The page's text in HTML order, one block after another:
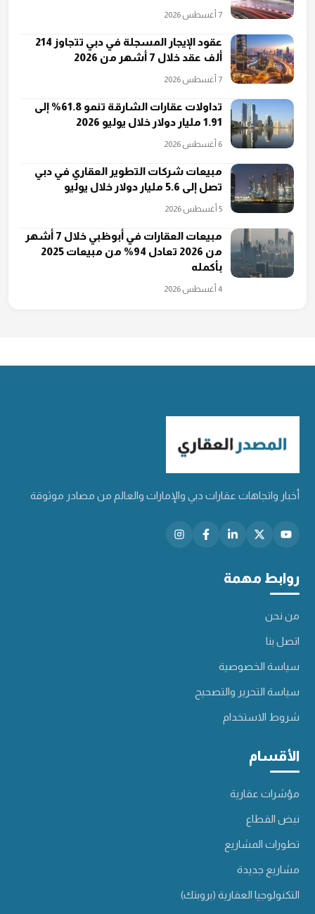
7 أغسطس 2026
عقود الإيجار المسجلة في دبي تتجاوز 214
ألف عقد خلال 7 أشهر من 2026
7 أغسطس 2026
تداولات عقارات الشارقة تنمو 61.8% إلى
1.91 مليار دولار خلال يوليو 2026
6 أغسطس 2026
مبيعات شركات التطوير العقاري في دبي
تصل إلى 5.6 مليار دولار خلال يوليو
5 أغسطس 2026
مبيعات العقارات في أبوظبي خلال 7 أشهر
من 2026 تعادل 94% من مبيعات 2025
بأكمله
4 أغسطس 2026
أخبار واتجاهات عقارات دبي والإمارات والعالم من مصادر موثوقة
روابط مهمة
من نحن
اتصل بنا
سياسة الخصوصية
سياسة التحرير والتصحيح
شروط الاستخدام
الأقسام
مؤشرات عقارية
نبض القطاع
تطورات المشاريع
مشاريع جديدة
التكنولوجيا العقارية (بروبتك)